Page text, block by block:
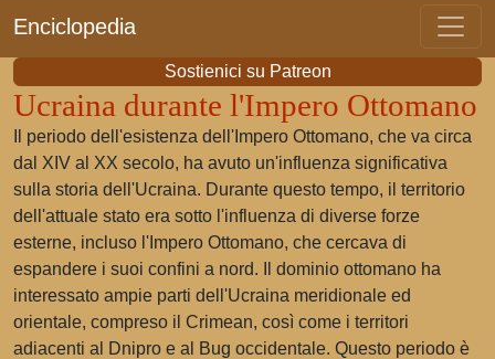
Enciclopedia
Sostienici su Patreon
Ucraina durante l'Impero Ottomano
Il periodo dell'esistenza dell'Impero Ottomano, che va circa
dal XIV al XX secolo, ha avuto un'influenza significativa
sulla storia dell'Ucraina. Durante questo tempo, il territorio
dell'attuale stato era sotto l'influenza di diverse forze
esterne, incluso l'Impero Ottomano, che cercava di
espandere i suoi confini a nord. Il dominio ottomano ha
interessato ampie parti dell'Ucraina meridionale ed
orientale, compreso il Crimean, così come i territori
adiacenti al Dnipro e al Bug occidentale. Questo periodo è